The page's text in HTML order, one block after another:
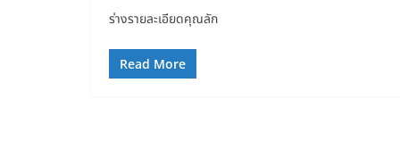
ร่างรายละเอียดคุณลัก
Read More